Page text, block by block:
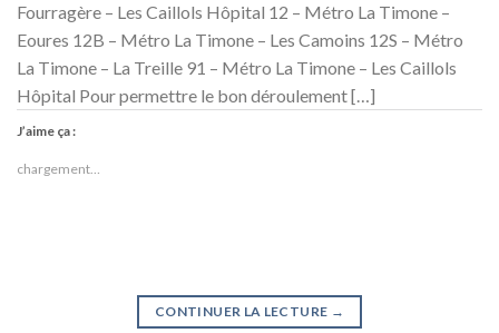
Fourragère – Les Caillols Hôpital 12 – Métro La Timone –
Eoures 12B – Métro La Timone – Les Camoins 12S – Métro
La Timone – La Treille 91 – Métro La Timone – Les Caillols
Hôpital Pour permettre le bon déroulement […]
J’aime ça :
chargement…
CONTINUER LA LECTURE →